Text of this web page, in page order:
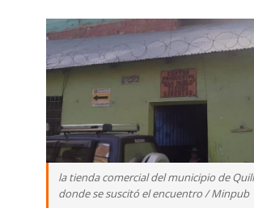
la tienda comercial del municipio de
donde se suscitó el encuentro / Minpub